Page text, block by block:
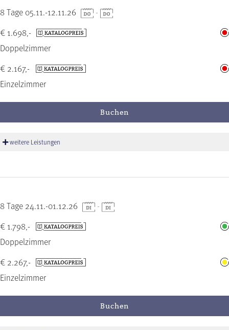
8 Tage 05.11.-12.11.26 -
Doppelzimmer
€ 1.698,-
Einzelzimmer
€ 2.167,-
Buchen
weitere Leistungen
8 Tage 24.11.-01.12.26 -
Doppelzimmer
€ 1.798,-
Einzelzimmer
€ 2.267,-
Buchen